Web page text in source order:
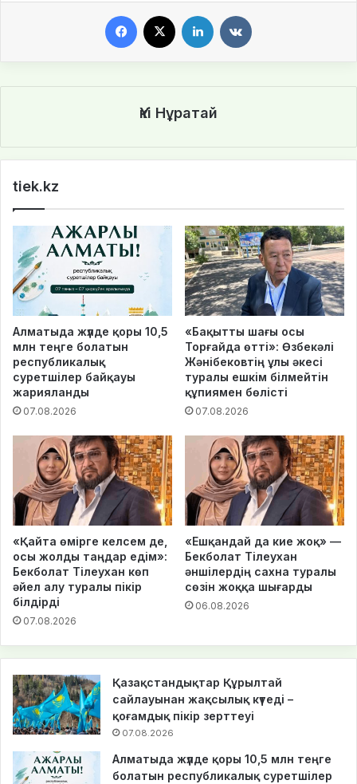
Үкі Нұратай
tiek.kz
Алматыда жүлде қоры 10,5
млн теңге болатын
республикалық
суретшілер байқауы
жарияланды
07.08.2026
«Бақытты шағы осы
Торғайда өтті»: Өзбекәлі
Жәнібековтің ұлы әкесі
туралы ешкім білмейтін
құпиямен бөлісті
07.08.2026
«Қайта өмірге келсем де,
осы жолды таңдар едім»:
Бекболат Тілеухан көп
әйел алу туралы пікір
білдірді
07.08.2026
«Ешқандай да кие жоқ» —
Бекболат Тілеухан
әншілердің сахна туралы
сөзін жоққа шығарды
06.08.2026
Қазақстандықтар Құрылтай
сайлауынан жақсылық күтеді –
қоғамдық пікір зерттеуі
07.08.2026
Алматыда жүлде қоры 10,5 млн теңге
болатын республикалық суретшілер